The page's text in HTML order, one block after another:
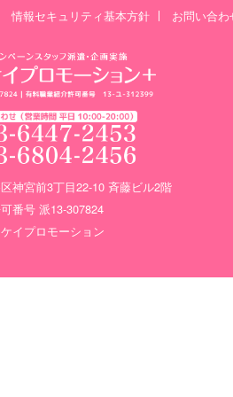
情報セキュリティ基本方針 お問い合わ
神宮前3丁目22-10 斉藤ビル2階
番号 派13-307824
イプロモーション